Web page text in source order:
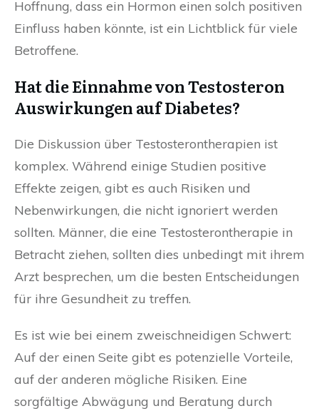
Hoffnung, dass ein Hormon einen solch positiven
Einfluss haben könnte, ist ein Lichtblick für viele
Betroffene.
Hat die Einnahme von Testosteron
Auswirkungen auf Diabetes?
Die Diskussion über Testosterontherapien ist
komplex. Während einige Studien positive
Effekte zeigen, gibt es auch Risiken und
Nebenwirkungen, die nicht ignoriert werden
sollten. Männer, die eine Testosterontherapie in
Betracht ziehen, sollten dies unbedingt mit ihrem
Arzt besprechen, um die besten Entscheidungen
für ihre Gesundheit zu treffen.
Es ist wie bei einem zweischneidigen Schwert:
Auf der einen Seite gibt es potenzielle Vorteile,
auf der anderen mögliche Risiken. Eine
sorgfältige Abwägung und Beratung durch